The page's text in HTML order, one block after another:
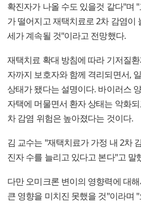
확진자가 나올 수도 있을것 같다"며
가 떨어지고 재택치료로 2차 감염이
세가 계속될 것"이라고 전망했다.
재택치료 확대 방침에 따라 기저질
자까지 보호자와 함께 격리되면서,
상태가 됐다는 설명이다. 바이러스
자택에 머물면서 환자 상태는 악화
차 감염 위험은 높아졌다는 것이다.
김 교수는 "재택치료가 가정 내 2차
진자 수를 늘리고 있다고 본다"고 말
다만 오미크론 변이의 영향력에 대
큰 영향을 미치진 못했을 것"이라며